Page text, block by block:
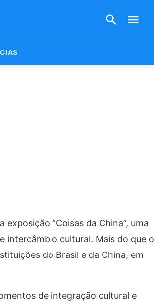
“Coisas da China”, uma
intercâmbio cultural. Mais do que o
do Brasil e da China, em
de integração cultural e